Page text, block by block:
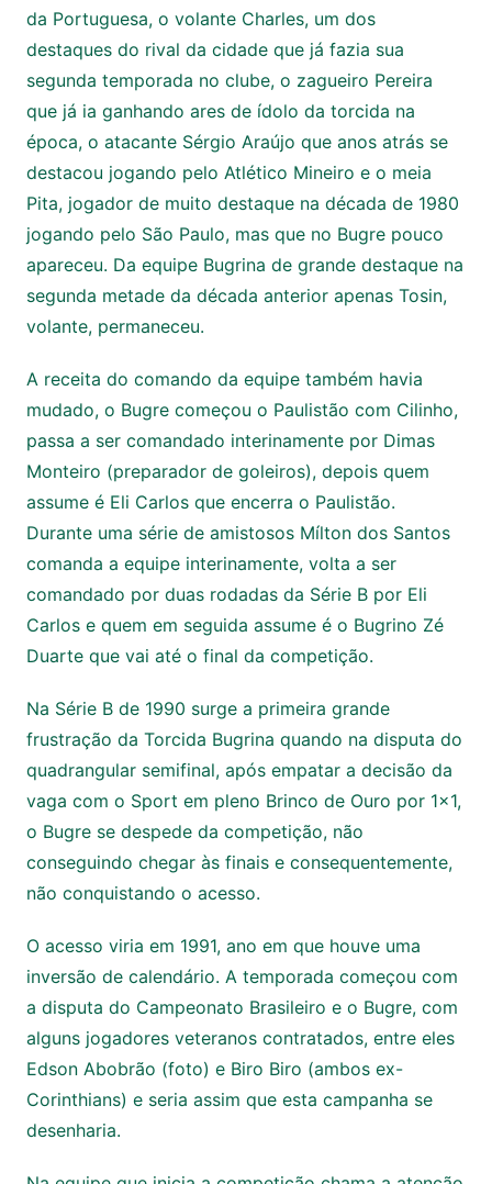
da Portuguesa, o volante Charles, um dos
destaques do rival da cidade que já fazia sua
segunda temporada no clube, o zagueiro Pereira
que já ia ganhando ares de ídolo da torcida na
época, o atacante Sérgio Araújo que anos atrás se
destacou jogando pelo Atlético Mineiro e o meia
Pita, jogador de muito destaque na década de 1980
jogando pelo São Paulo, mas que no Bugre pouco
apareceu. Da equipe Bugrina de grande destaque na
segunda metade da década anterior apenas Tosin,
volante, permaneceu.
A receita do comando da equipe também havia
mudado, o Bugre começou o Paulistão com Cilinho,
passa a ser comandado interinamente por Dimas
Monteiro (preparador de goleiros), depois quem
assume é Eli Carlos que encerra o Paulistão.
Durante uma série de amistosos Mílton dos Santos
comanda a equipe interinamente, volta a ser
comandado por duas rodadas da Série B por Eli
Carlos e quem em seguida assume é o Bugrino Zé
Duarte que vai até o final da competição.
Na Série B de 1990 surge a primeira grande
frustração da Torcida Bugrina quando na disputa do
quadrangular semifinal, após empatar a decisão da
vaga com o Sport em pleno Brinco de Ouro por 1×1,
o Bugre se despede da competição, não
conseguindo chegar às finais e consequentemente,
não conquistando o acesso.
O acesso viria em 1991, ano em que houve uma
inversão de calendário. A temporada começou com
a disputa do Campeonato Brasileiro e o Bugre, com
alguns jogadores veteranos contratados, entre eles
Edson Abobrão (foto) e Biro Biro (ambos ex-
Corinthians) e seria assim que esta campanha se
desenharia.